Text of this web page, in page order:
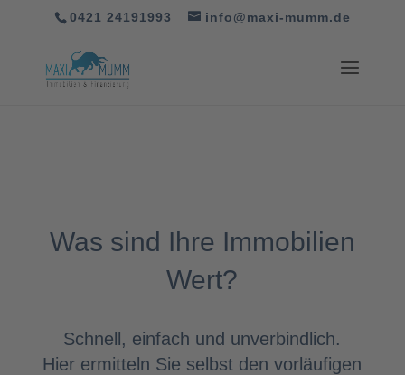
0421 24191993 info@maxi-mumm.de
Was sind Ihre Immobilien
Wert?
Schnell, einfach und unverbindlich.
Hier ermitteln Sie selbst den vorläufigen